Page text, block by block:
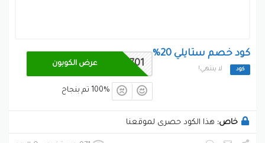
كود خصم ستايلي 20%
كود لا ينتهي! IT701 عرض الكوبون
100% تم بنجاح
خاص: هذا الكود حصرى لموقعنا